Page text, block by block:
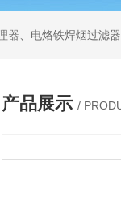
产品展示 /